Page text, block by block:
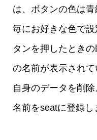
は、ボタンの色は
毎にお好きな色で
タンを押したとき
の名前が表示され
自身のデータを削
名前をseatに登録し